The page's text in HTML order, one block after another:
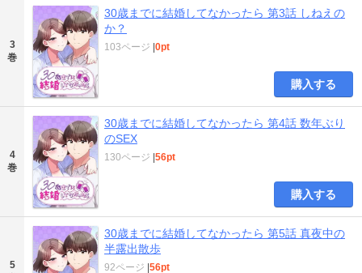
3
巻
30歳までに結婚してなかったら 第3話 しねえの
か？
103ページ 0pt
購入する
4
巻
30歳までに結婚してなかったら 第4話 数年ぶり
のSEX
130ページ 56pt
購入する
5
30歳までに結婚してなかったら 第5話 真夜中の
半露出散歩
92ページ 56pt